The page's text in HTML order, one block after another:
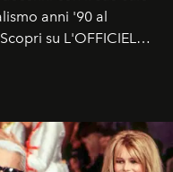
anni '90 al
su L'OFFICIEL